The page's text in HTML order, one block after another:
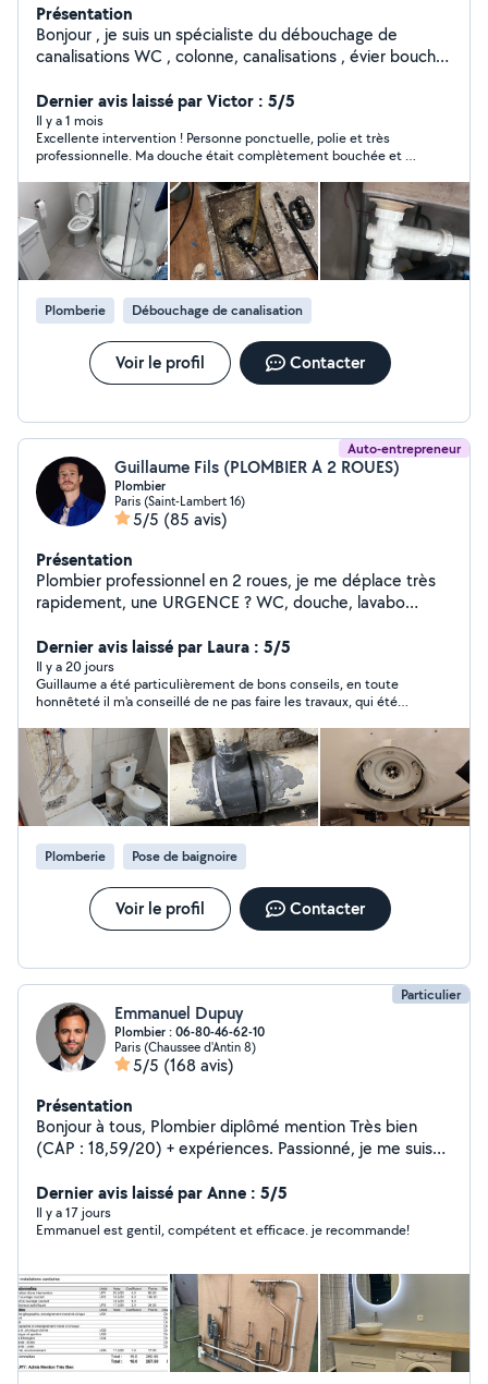
Présentation
Bonjour , je suis un spécialiste du débouchage de
canalisations WC , colonne, canalisations , évier bouché
avec un camion hydrocureur , n'hésitez pas à m'appeler
intervention entre 30 min et 45 min selon le trafic
Dernier avis laissé par Victor : 5/5
Il y a 1 mois
Excellente intervention ! Personne ponctuelle, polie et très
professionnelle. Ma douche était complètement bouchée et le
et conseils clairs. C'est agréable de tomber sur des
professionnels compétents et honnêtes. Je recommande
vivement.
Plomberie Débouchage de canalisation
Voir le profil Contacter
Auto-entrepreneur
Guillaume Fils (PLOMBIER A 2 ROUES)
Plombier
Paris (Saint-Lambert 16)
5/5 (85 avis)
Présentation
Plombier professionnel en 2 roues, je me déplace très
rapidement, une URGENCE ? WC, douche, lavabo
également la rénovation ou la création de réseau d'eau
dans les cuisines et salle de bain. Rénovation complète
de votre salle de bain, WC, cuisine avec devis sérieux et
détaillé. Installation WC, lavabo, ballon, robinetterie,
etc.. À bientôt. Google : Plombier à 2 roues
https://g.co/kgs/q4GquXf PS: Il est possible que je ne
puisse répondre à certaines demandes privées, si vous
êtes hors de mon périmètre de 5km. Dans ce cas
n'hésitez pas à me téléphoner directement. Merci
Dernier avis laissé par Laura : 5/5
Il y a 20 jours
Guillaume a été particulièrement de bons conseils, en toute
honnêteté il m'a conseillé de ne pas faire les travaux, qui été
gentillesse et honnêteté !
Plomberie Pose de baignoire
Voir le profil Contacter
Particulier
Emmanuel Dupuy
Plombier : 06-80-46-62-10
Paris (Chaussee d'Antin 8)
5/5 (168 avis)
Présentation
Bonjour à tous, Plombier diplômé mention Très bien
(CAP : 18,59/20) + expériences. Passionné, je me suis
également ingénieur, passé par le consortium Airbus à
Toulouse en tant qu'ingénieur sur des projets de
développement durables, RSE (green cockpit A320,
rénovation énergétique auprès des collectivités
territoriales. À venir : CAP installation thermique +
certification froid + gaz Emmanuel
Dernier avis laissé par Anne : 5/5
Il y a 17 jours
Emmanuel est gentil, compétent et efficace. je recommande!